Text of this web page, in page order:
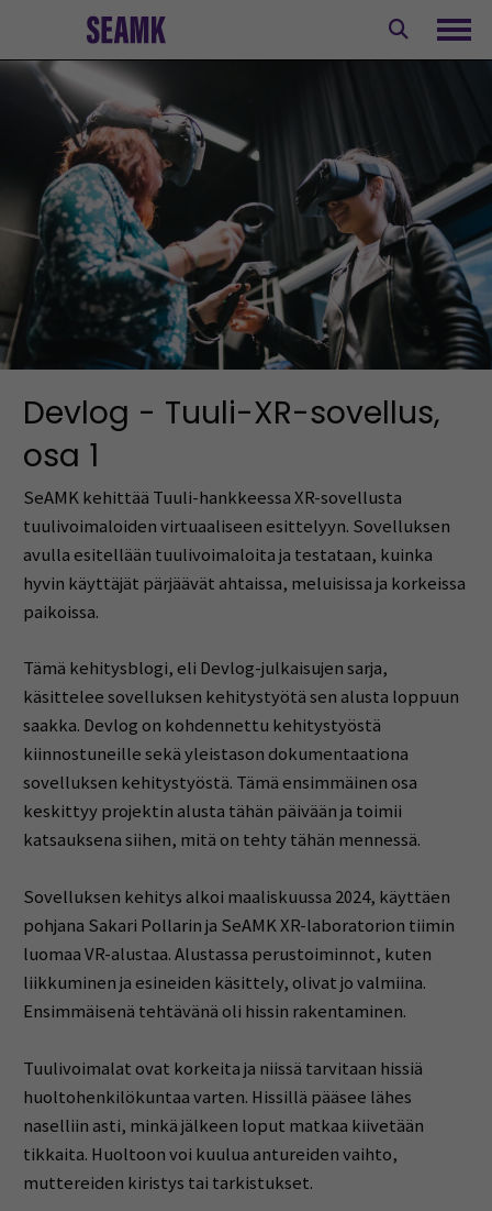
Devlog - Tuuli-XR-sovellus,
osa 1
SeAMK kehittää Tuuli-hankkeessa XR-sovellusta
tuulivoimaloiden virtuaaliseen esittelyyn. Sovelluksen
avulla esitellään tuulivoimaloita ja testataan, kuinka
hyvin käyttäjät pärjäävät ahtaissa, meluisissa ja korkeissa
paikoissa.
Tämä kehitysblogi, eli Devlog-julkaisujen sarja,
käsittelee sovelluksen kehitystyötä sen alusta loppuun
saakka. Devlog on kohdennettu kehitystyöstä
kiinnostuneille sekä yleistason dokumentaationa
sovelluksen kehitystyöstä. Tämä ensimmäinen osa
keskittyy projektin alusta tähän päivään ja toimii
katsauksena siihen, mitä on tehty tähän mennessä.
Sovelluksen kehitys alkoi maaliskuussa 2024, käyttäen
pohjana Sakari Pollarin ja SeAMK XR-laboratorion tiimin
luomaa VR-alustaa. Alustassa perustoiminnot, kuten
liikkuminen ja esineiden käsittely, olivat jo valmiina.
Ensimmäisenä tehtävänä oli hissin rakentaminen.
Tuulivoimalat ovat korkeita ja niissä tarvitaan hissiä
huoltohenkilökuntaa varten. Hissillä pääsee lähes
naselliin asti, minkä jälkeen loput matkaa kiivetään
tikkaita. Huoltoon voi kuulua antureiden vaihto,
muttereiden kiristys tai tarkistukset.